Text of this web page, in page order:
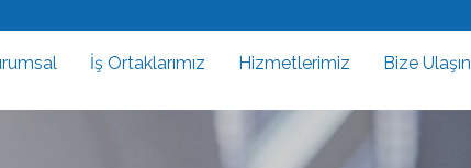
İş Ortaklarımız Hizmetlerimiz Bize Ulaşın